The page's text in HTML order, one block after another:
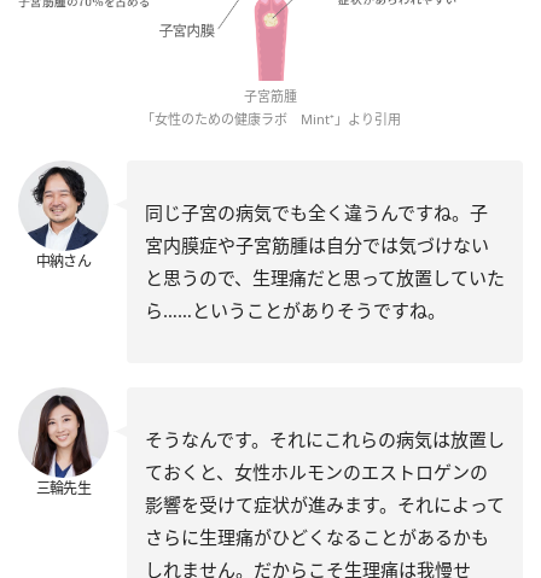
子宮筋腫
「女性のための健康ラボ Mint⁺」より引用
中納さん
同じ子宮の病気でも全く違うんですね。子
宮内膜症や子宮筋腫は自分では気づけない
と思うので、生理痛だと思って放置していた
ら……ということがありそうですね。
三輪先生
そうなんです。それにこれらの病気は放置し
ておくと、女性ホルモンのエストロゲンの
影響を受けて症状が進みます。それによって
さらに生理痛がひどくなることがあるかも
しれません。だからこそ生理痛は我慢せ